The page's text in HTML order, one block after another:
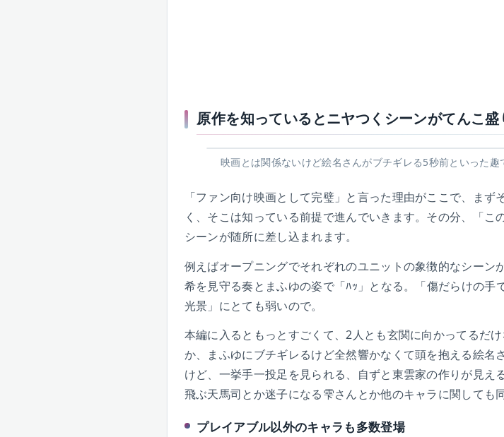
原作を知っているとニヤつくシーンがてんこ盛
映画とは関係ないけど絵名さんがブチギレる5秒前といった趣
「ファン向け映画として完璧」と言った理由がここで、ま
く、そこは知っている前提で進んでいきます。その分、「
シーンが随所に差し込まれます。
例えばオープニングでそれぞれのユニットの象徴的なシー
希を見守る奏とまふゆの姿で「ﾊｯ」となる。「傷だらけの
光景」にとても弱いので。
本編に入るともっとすごくて、2人とも玄関に向かってるだ
か、まふゆにブチギレるけど全然響かなくて頭を抱える絵名
けど、一挙手一投足を見られる、自ずと東雲家の作りが見
飛ぶ天馬司とか迷子になる雫さんとか他のキャラに関しても
プレイアブル以外のキャラも多数登場